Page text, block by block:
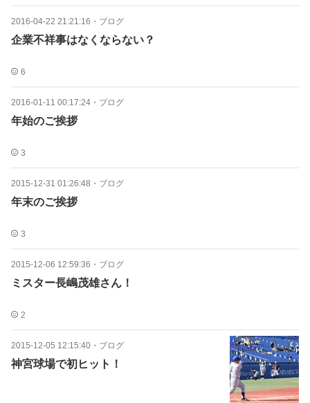
2016-04-22 21:21:16 ・ ブログ
企業不祥事はなくならない？
6
2016-01-11 00:17:24 ・ ブログ
年始のご挨拶
3
2015-12-31 01:26:48 ・ ブログ
年末のご挨拶
3
2015-12-06 12:59:36 ・ ブログ
ミスター長嶋茂雄さん！
2
2015-12-05 12:15:40 ・ ブログ
神宮球場で初ヒット！